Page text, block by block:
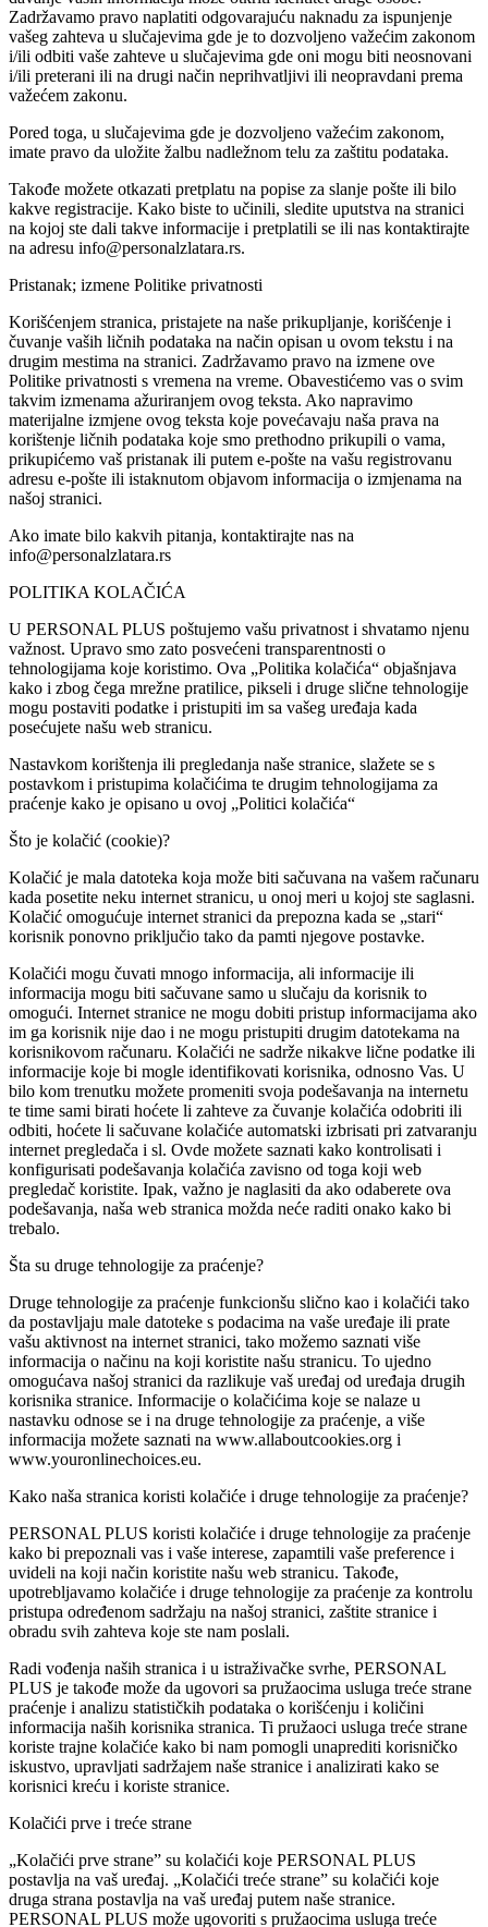
Zadržavamo pravo naplatiti odgovarajuću naknadu za ispunjenje
vašeg zahteva u slučajevima gde je to dozvoljeno važećim zakonom
i/ili odbiti vaše zahteve u slučajevima gde oni mogu biti neosnovani
i/ili preterani ili na drugi način neprihvatljivi ili neopravdani prema
važećem zakonu.
Pored toga, u slučajevima gde je dozvoljeno važećim zakonom,
imate pravo da uložite žalbu nadležnom telu za zaštitu podataka.
Takođe možete otkazati pretplatu na popise za slanje pošte ili bilo
kakve registracije. Kako biste to učinili, sledite uputstva na stranici
na kojoj ste dali takve informacije i pretplatili se ili nas kontaktirajte
na adresu info@personalzlatara.rs.
Pristanak; izmene Politike privatnosti
Korišćenjem stranica, pristajete na naše prikupljanje, korišćenje i
čuvanje vaših ličnih podataka na način opisan u ovom tekstu i na
drugim mestima na stranici. Zadržavamo pravo na izmene ove
Politike privatnosti s vremena na vreme. Obavestićemo vas o svim
takvim izmenama ažuriranjem ovog teksta. Ako napravimo
materijalne izmjene ovog teksta koje povećavaju naša prava na
korištenje ličnih podataka koje smo prethodno prikupili o vama,
prikupićemo vaš pristanak ili putem e-pošte na vašu registrovanu
adresu e-pošte ili istaknutom objavom informacija o izmjenama na
našoj stranici.
Ako imate bilo kakvih pitanja, kontaktirajte nas na
info@personalzlatara.rs
POLITIKA KOLAČIĆA
U PERSONAL PLUS poštujemo vašu privatnost i shvatamo njenu
važnost. Upravo smo zato posvećeni transparentnosti o
tehnologijama koje koristimo. Ova „Politika kolačića“ objašnjava
kako i zbog čega mrežne pratilice, pikseli i druge slične tehnologije
mogu postaviti podatke i pristupiti im sa vašeg uređaja kada
posećujete našu web stranicu.
Nastavkom korištenja ili pregledanja naše stranice, slažete se s
postavkom i pristupima kolačićima te drugim tehnologijama za
praćenje kako je opisano u ovoj „Politici kolačića“
Što je kolačić (cookie)?
Kolačić je mala datoteka koja može biti sačuvana na vašem računaru
kada posetite neku internet stranicu, u onoj meri u kojoj ste saglasni.
Kolačić omogućuje internet stranici da prepozna kada se „stari“
korisnik ponovno priključio tako da pamti njegove postavke.
Kolačići mogu čuvati mnogo informacija, ali informacije ili
informacija mogu biti sačuvane samo u slučaju da korisnik to
omogući. Internet stranice ne mogu dobiti pristup informacijama ako
im ga korisnik nije dao i ne mogu pristupiti drugim datotekama na
korisnikovom računaru. Kolačići ne sadrže nikakve lične podatke ili
informacije koje bi mogle identifikovati korisnika, odnosno Vas. U
bilo kom trenutku možete promeniti svoja podešavanja na internetu
te time sami birati hoćete li zahteve za čuvanje kolačića odobriti ili
odbiti, hoćete li sačuvane kolačiće automatski izbrisati pri zatvaranju
internet pregledača i sl. Ovde možete saznati kako kontrolisati i
konfigurisati podešavanja kolačića zavisno od toga koji web
pregledač koristite. Ipak, važno je naglasiti da ako odaberete ova
podešavanja, naša web stranica možda neće raditi onako kako bi
trebalo.
Šta su druge tehnologije za praćenje?
Druge tehnologije za praćenje funkcionšu slično kao i kolačići tako
da postavljaju male datoteke s podacima na vaše uređaje ili prate
vašu aktivnost na internet stranici, tako možemo saznati više
informacija o načinu na koji koristite našu stranicu. To ujedno
omogućava našoj stranici da razlikuje vaš uređaj od uređaja drugih
korisnika stranice. Informacije o kolačićima koje se nalaze u
nastavku odnose se i na druge tehnologije za praćenje, a više
informacija možete saznati na www.allaboutcookies.org i
www.youronlinechoices.eu.
Kako naša stranica koristi kolačiće i druge tehnologije za praćenje?
PERSONAL PLUS koristi kolačiće i druge tehnologije za praćenje
kako bi prepoznali vas i vaše interese, zapamtili vaše preference i
uvideli na koji način koristite našu web stranicu. Takođe,
upotrebljavamo kolačiće i druge tehnologije za praćenje za kontrolu
pristupa određenom sadržaju na našoj stranici, zaštite stranice i
obradu svih zahteva koje ste nam poslali.
Radi vođenja naših stranica i u istraživačke svrhe, PERSONAL
PLUS je takođe može da ugovori sa pružaocima usluga treće strane
praćenje i analizu statističkih podataka o korišćenju i količini
informacija naših korisnika stranica. Ti pružaoci usluga treće strane
koriste trajne kolačiće kako bi nam pomogli unaprediti korisničko
iskustvo, upravljati sadržajem naše stranice i analizirati kako se
korisnici kreću i koriste stranice.
Kolačići prve i treće strane
„Kolačići prve strane” su kolačići koje PERSONAL PLUS
postavlja na vaš uređaj. „Kolačići treće strane” su kolačići koje
druga strana postavlja na vaš uređaj putem naše stranice.
PERSONAL PLUS može ugovoriti s pružaocima usluga treće